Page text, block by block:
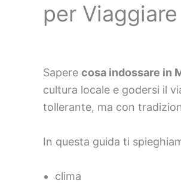
per
Sapere cosa indossare in
cultura locale e godersi il
tollerante, ma con
In questa guida ti
clima